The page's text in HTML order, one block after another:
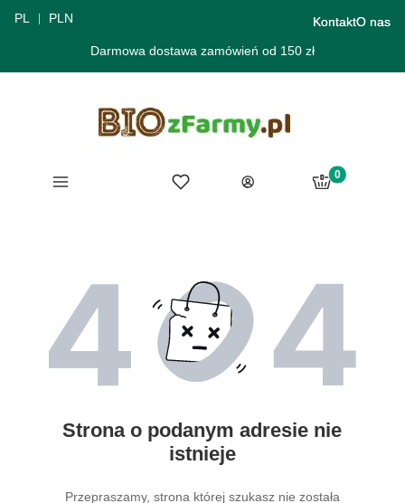
PL PLN KontaktO nas
Darmowa dostawa zamówień od 150 zł
Menu Ulubione
Zaloguj się
Produkty w
Koszyk
Strona o podanym adresie nie
istnieje
Przepraszamy, strona której szukasz nie została